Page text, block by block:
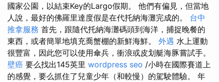
國家公園，以結束Key的Largo假期。 他們有偏見，但當地
人說，最好的佛羅里達度假是在代托納海灘完成的。 台中
推拿服務 首先，跟隨代托納海灘碼頭到海洋，捕捉晚餐的
東西，或者簡單地填充喬蟹棚的新鮮海鮮。 外遇 水上運動
很豐富，因此您可以使用傘兵，衝浪或皮划艇海豚嘗試手。
壁癌 要么找出145英里 wordpress seo /小時在國際賽道上
的感覺，要么抓住了兒童少年（和較慢）的駕駛體驗。 年